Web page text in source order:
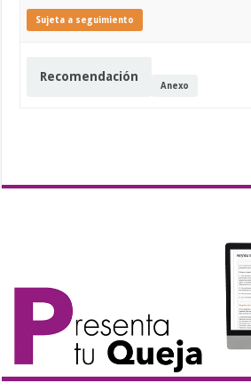
Sujeta a seguimiento
Recomendación
Anexo